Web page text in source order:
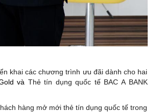
khai các chương trình ưu đãi dành cho hai
và Thẻ tín dụng quốc tế BAC A BANK
hàng mở mới thẻ tín dụng quốc tế trong